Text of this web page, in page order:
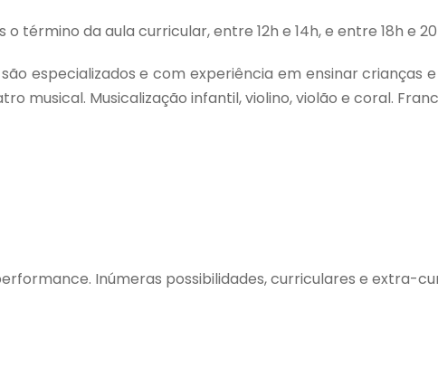
término da aula curricular, entre 12h e 14h, e entre 18h e
especializados e com experiência em ensinar crianças
musical. Musicalização infantil, violino, violão e coral.
Inúmeras possibilidades, curriculares e extra-